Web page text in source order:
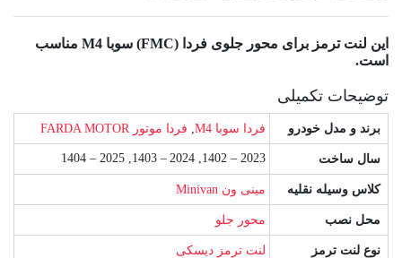
این لنت ترمز برای محور جلوی فردا (FMC) سوبا M4 مناسب
است.
توضیحات تکمیلی
برند و مدل خودرو فردا سوبا M4 , فردا موتور FARDA MOTOR
سال ساخت 2023 – 1402, 2024 – 1403, 2025 – 1404
کلاس وسیله نقلیه مینی ون Minivan
محل نصب محور جلو
نوع لنت ترمز لنت ترمز دیسکی